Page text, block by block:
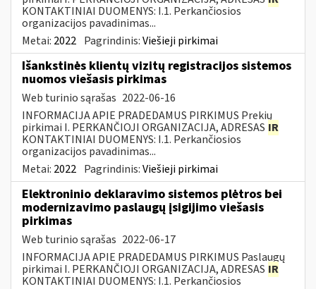
KONTAKTINIAI DUOMENYS: I.1. Perkančiosios
organizacijos pavadinimas...
Metai: 2022 Pagrindinis:Viešieji pirkimai
Išankstinės klientų vizitų registracijos sistemos
nuomos viešasis pirkimas
Web turinio sąrašas 2022-06-16
INFORMACIJA APIE PRADEDAMUS PIRKIMUS Prekių
pirkimai I. PERKANČIOJI ORGANIZACIJA, ADRESAS IR
KONTAKTINIAI DUOMENYS: I.1. Perkančiosios
organizacijos pavadinimas...
Metai: 2022 Pagrindinis:Viešieji pirkimai
Elektroninio deklaravimo sistemos plėtros bei
modernizavimo paslaugų įsigijimo viešasis
pirkimas
Web turinio sąrašas 2022-06-17
INFORMACIJA APIE PRADEDAMUS PIRKIMUS Paslaugų
pirkimai I. PERKANČIOJI ORGANIZACIJA, ADRESAS IR
KONTAKTINIAI DUOMENYS: I.1. Perkančiosios